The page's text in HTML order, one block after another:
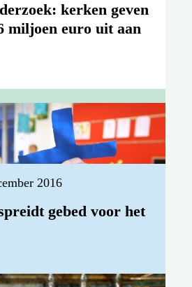
kerken geven
miljoen euro uit aan
2016
Hende: ‘Herstel
de Reformatie van
2016
gebed voor het